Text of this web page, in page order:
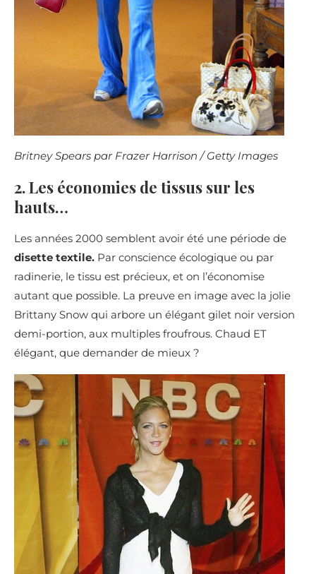
Britney Spears par Frazer Harrison / Getty Images
2. Les économies de tissus sur les
hauts…
Les années 2000 semblent avoir été une période de
disette textile. Par conscience écologique ou par
radinerie, le tissu est précieux, et on l’économise
autant que possible. La preuve en image avec la jolie
Brittany Snow qui arbore un élégant gilet noir version
demi-portion, aux multiples froufrous. Chaud ET
élégant, que demander de mieux ?